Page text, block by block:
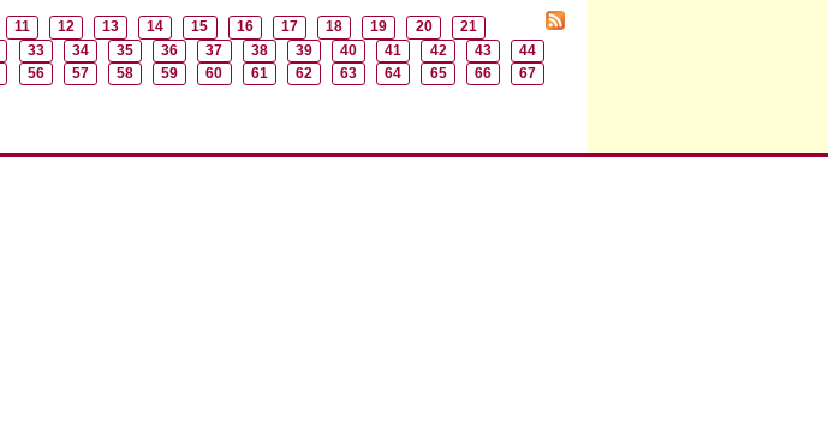
11 12 13 14 15 16 17 18 19 20
21
33 34 35 36 37 38 39 40 41 42 43
44
56 57 58 59 60 61 62 63 64 65 66
67